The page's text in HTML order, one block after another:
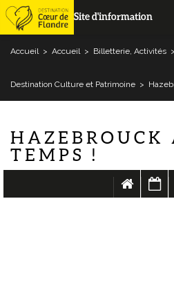
Site d'information
Accueil > Accueil > Billetterie, Activités >
Destination Culture et Patrimoine >
TEMPS !